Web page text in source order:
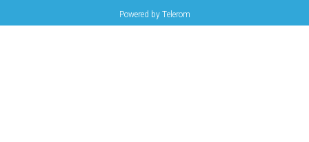
Powered by Telerom